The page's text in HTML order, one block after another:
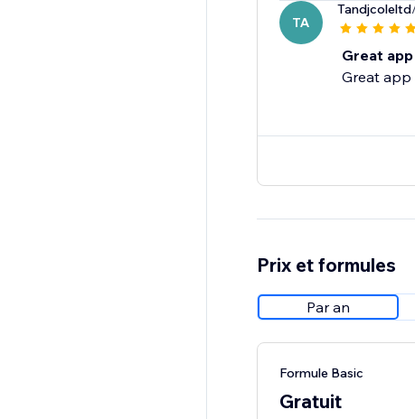
TA
Tandjcoleltd
Great app
Great app
Prix et formules
Par an
Formule Basic
Gratuit